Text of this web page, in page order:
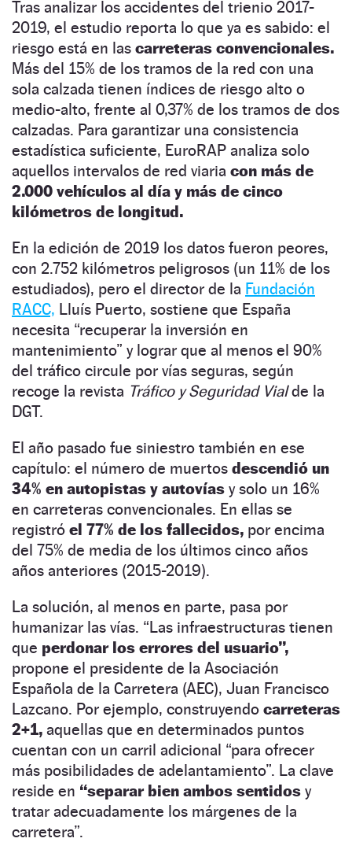
Tras analizar los accidentes del trienio 2017-
2019, el estudio reporta lo que ya es sabido: el
riesgo está en las carreteras convencionales.
Más del 15% de los tramos de la red con una
sola calzada tienen índices de riesgo alto o
medio-alto, frente al 0,37% de los tramos de dos
calzadas. Para garantizar una consistencia
estadística suficiente, EuroRAP analiza solo
aquellos intervalos de red viaria con más de
2.000 vehículos al día y más de cinco
kilómetros de longitud.
En la edición de 2019 los datos fueron peores,
con 2.752 kilómetros peligrosos (un 11% de los
estudiados), pero el director de la Fundación
RACC, Lluís Puerto, sostiene que España
necesita “recuperar la inversión en
mantenimiento” y lograr que al menos el 90%
del tráfico circule por vías seguras, según
recoge la revista Tráfico y Seguridad Vialde la
DGT.
El año pasado fue siniestro también en ese
capítulo: el número de muertos descendió un
34% en autopistas y autovías y solo un 16%
en carreteras convencionales. En ellas se
registró el 77% de los fallecidos, por encima
del 75% de media de los últimos cinco años
años anteriores (2015-2019).
La solución, al menos en parte, pasa por
humanizar las vías. “Las infraestructuras tienen
que perdonar los errores del usuario”,
propone el presidente de la Asociación
Española de la Carretera (AEC), Juan Francisco
Lazcano. Por ejemplo, construyendo carreteras
2+1, aquellas que en determinados puntos
cuentan con un carril adicional “para ofrecer
más posibilidades de adelantamiento”. La clave
reside en “separar bien ambos sentidos y
tratar adecuadamente los márgenes de la
carretera”.